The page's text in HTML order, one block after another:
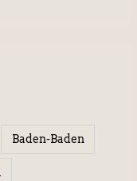
Baden-Baden